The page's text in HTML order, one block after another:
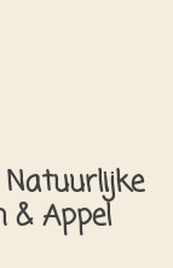
Appel